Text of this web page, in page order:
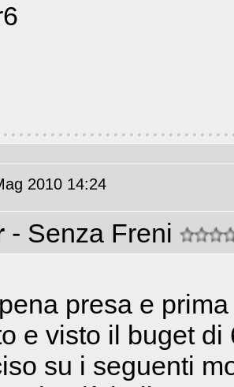
2010 14:24
- Senza Freni
presa e
e visto il buget di
su i seguenti